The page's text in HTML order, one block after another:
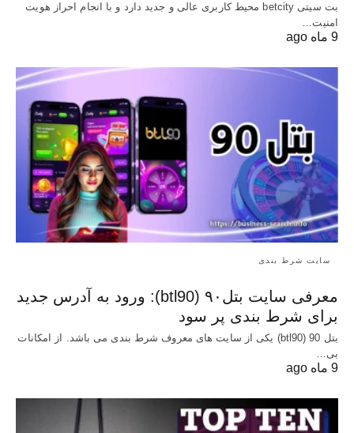
بت سیتی betcity محیط کاربری عالی و جدید دارد و با انجام احراز هویت
امنیت…
9 ماه ago
سایت شرط بندی
معرفی سایت بتل۹۰ (btl90): ورود به آدرس جدید
برای شرط بندی پر سود
بتل 90 (btl90) یکی از سایت های معروف شرط بندی می باشد. از امکانات
بی…
9 ماه ago